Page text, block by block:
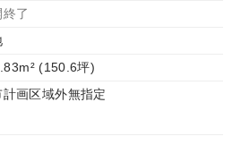
了
(150.6坪)
計画区域外無指定